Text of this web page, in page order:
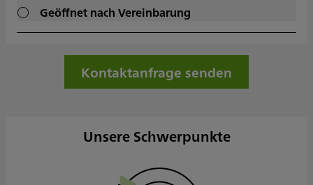
Geöffnet nach Vereinbarung
Kontaktanfrage senden
Unsere Schwerpunkte